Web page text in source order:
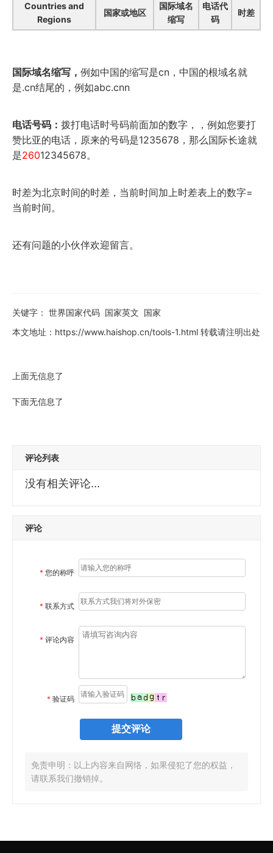
Countries and
Regions
国家或地区
国际域名
缩写
电话代
码
时差
国际域名缩写， 例如中国的缩写是cn，中国的根域名就
是.cn结尾的，例如abc.cnn
电话号码： 拨打电话时号码前面加的数字，，例如您要打
赞比亚的电话，原来的号码是1235678，那么国际长途就
是26012345678。
时差为北京时间的时差，当前时间加上时差表上的数字=
当前时间。
还有问题的小伙伴欢迎留言。
关键字： 世界国家代码 国家英文 国家
本文地址： https://www.haishop.cn/tools-1.html 转载请注明出处
上面无信息了
下面无信息了
评论列表
没有相关评论...
评论
* 您的称呼
* 联系方式
* 评论内容
* 验证码
免责申明：以上内容来自网络，如果侵犯了您的权益，
请联系我们撤销掉。